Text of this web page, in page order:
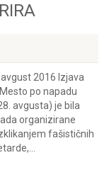
avgust 2016 Izjava
po napadu
avgusta) je bila
organizirane
fašističnih